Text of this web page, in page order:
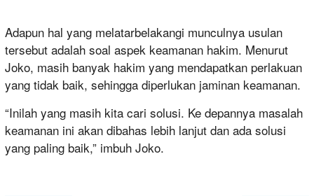
Adapun hal yang melatarbelakangi munculnya usulan
tersebut adalah soal aspek keamanan hakim. Menurut
Joko, masih banyak hakim yang mendapatkan perlakuan
yang tidak baik, sehingga diperlukan jaminan keamanan.
“Inilah yang masih kita cari solusi. Ke depannya masalah
keamanan ini akan dibahas lebih lanjut dan ada solusi
yang paling baik,” imbuh Joko.